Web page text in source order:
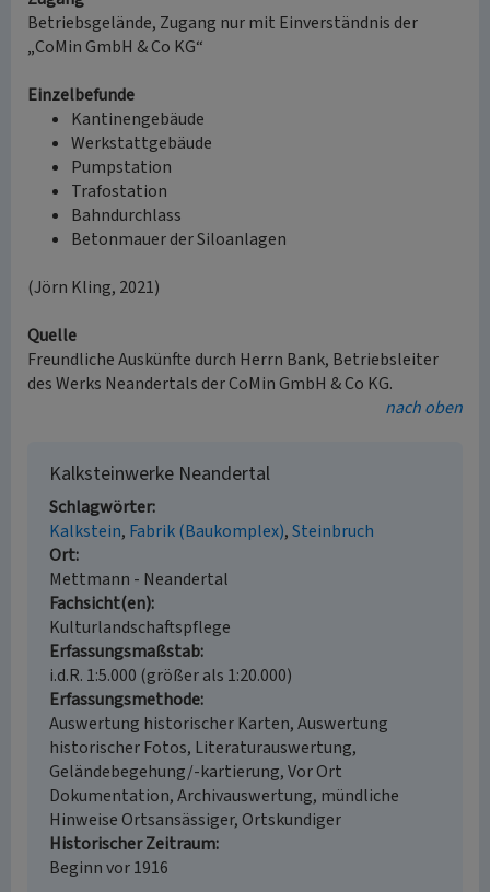
Betriebsgelände, Zugang nur mit Einverständnis der
„CoMin GmbH & Co KG“
Einzelbefunde
Kantinengebäude
Werkstattgebäude
Pumpstation
Trafostation
Bahndurchlass
Betonmauer der Siloanlagen
(Jörn Kling, 2021)
Quelle
Freundliche Auskünfte durch Herrn Bank, Betriebsleiter
des Werks Neandertals der CoMin GmbH & Co KG.
nach oben
Kalksteinwerke Neandertal
Schlagwörter
Kalkstein Fabrik (Baukomplex) Steinbruch
Ort
Mettmann - Neandertal
Fachsicht(en)
Kulturlandschaftspflege
Erfassungsmaßstab
i.d.R. 1:5.000 (größer als 1:20.000)
Erfassungsmethode
Auswertung historischer Karten, Auswertung
historischer Fotos, Literaturauswertung,
Geländebegehung/-kartierung, Vor Ort
Dokumentation, Archivauswertung, mündliche
Hinweise Ortsansässiger, Ortskundiger
Historischer Zeitraum
Beginn vor 1916